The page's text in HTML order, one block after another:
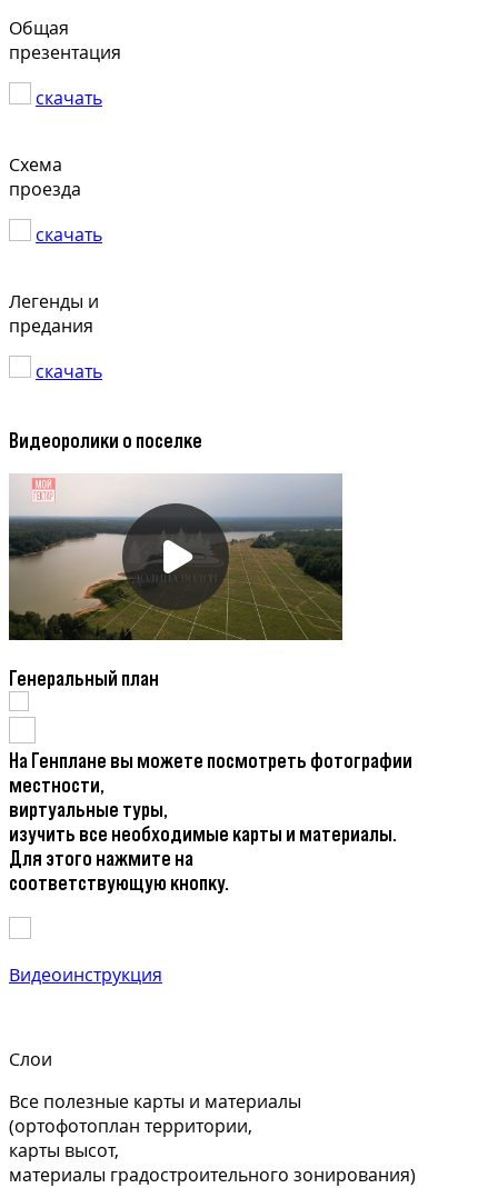
Общая
презентация
скачать
Схема
проезда
скачать
Легенды и
предания
скачать
Видеоролики о поселке
Генеральный план
На Генплане вы можете посмотреть фотографии
местности,
виртуальные туры,
изучить все необходимые карты и материалы.
Для этого нажмите на
соответствующую кнопку.
Видеоинструкция
Слои
Все полезные карты и материалы
(ортофотоплан территории,
карты высот,
материалы градостроительного зонирования)